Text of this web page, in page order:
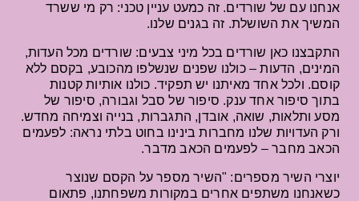
אנחנו עם של שורדים. זה כמעט עניין טכני: רק מי ששרד
המשיך את השושלת. זה בגנים שלנו.
התקבצנו כאן שורדים בכל מיני צבעים: שורדים מכל העדות,
המינים, הדעות – כולנו שפנים שנשלפו מהכובע, בקסם ללא
קוסם. ולכל אחד מאיתנו יש תפקיד. כולנו אותיות קטנות
בתוך סיפור אחד ענק. סיפור של סבל וגבורה, סיפור של
מסע ותלאות, שואה, אובדן, התגברות, בנייה וצמיחה מחדש.
ורק העדויות שלנו מחברות בינינו בחוט בלתי נראה: לפעמים
הכאב מחבר – לפעמים הכאב מדבר.
יוצרי השיר מספרים: "השיר מספר על הקסם שנוצר
כשאנחנו משתפים אחרים במקורות משפחתנו, פתאום